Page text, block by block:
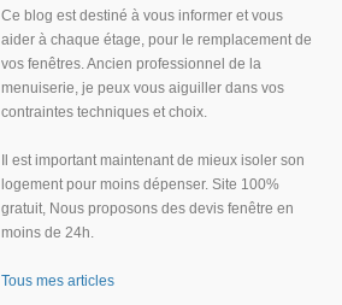
Ce blog est destiné à vous informer et vous
aider à chaque étage, pour le remplacement de
vos fenêtres. Ancien professionnel de la
menuiserie, je peux vous aiguiller dans vos
contraintes techniques et choix.
Il est important maintenant de mieux isoler son
logement pour moins dépenser. Site 100%
gratuit, Nous proposons des devis fenêtre en
moins de 24h.
Tous mes articles